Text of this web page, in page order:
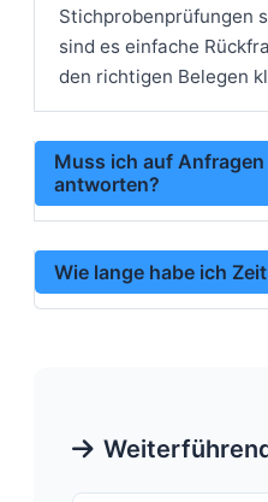
Stichprobenprüfungen
sind es einfache
den richtigen Belegen
Muss ich auf
antworten?
Wie lange habe ich